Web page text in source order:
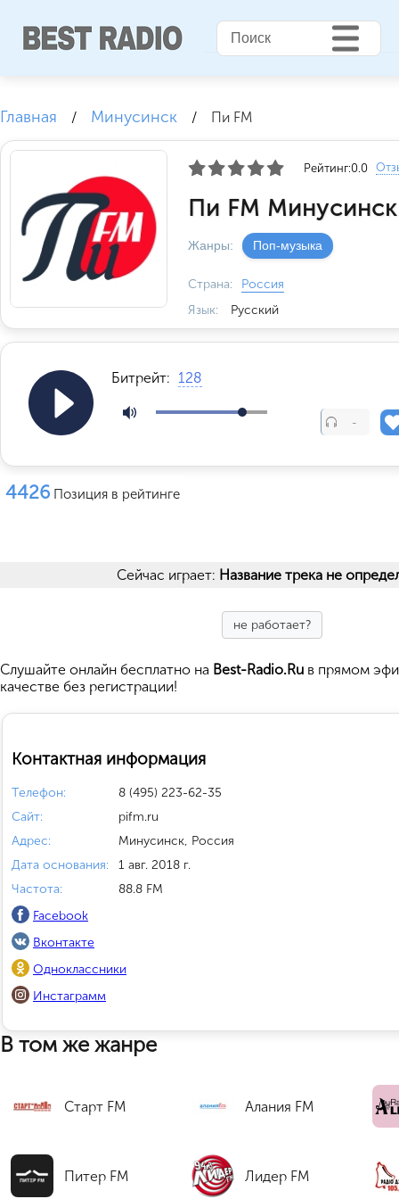
Главная / Минусинск / Пи FM
Рейтинг:0.0
Пи FM
Жанры: Поп-музыка
Страна:
Россия
Язык:
Русский
Битрейт: 128
-
4426 Позиция в рейтинге
Сейчас играет: Название трека не
не работает?
Cлушайте онлайн бесплатно на Best-Radio.Ru в прямом
качестве без регистрации!
Контактная информация
Телефон:
8 (495) 223-62-35
Сайт:
pifm.ru
Адрес:
Минусинск, Россия
Дата основания:
1 авг. 2018 г.
Частота:
88.8 FM
Facebook
Вконтакте
Одноклассники
Инстаграмм
В том же жанре
Старт FM Алания FM
Питер FM Лидер FM